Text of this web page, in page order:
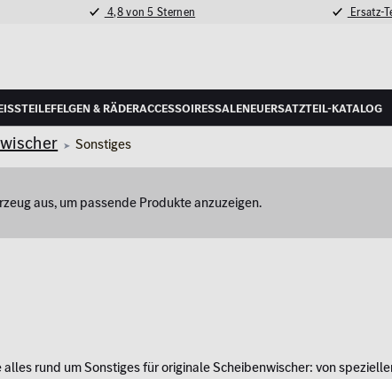
4,8 von 5 Sternen Ersatz-
Felgen & RäderAccessoiresSaleNeuErsatzteil-Katalog
Sonstiges
aus, um passende Produkte anzuzeigen.
alles rund um Sonstiges für originale Scheibenwischer: von